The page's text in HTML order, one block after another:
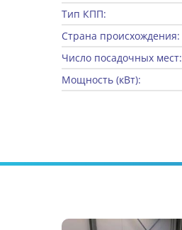
Тип КПП:
Страна происхождения:
Число посадочных мест:
Мощность (кВт):